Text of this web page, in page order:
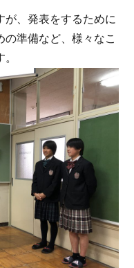
が、発表をするために
の準備など、様々なこ